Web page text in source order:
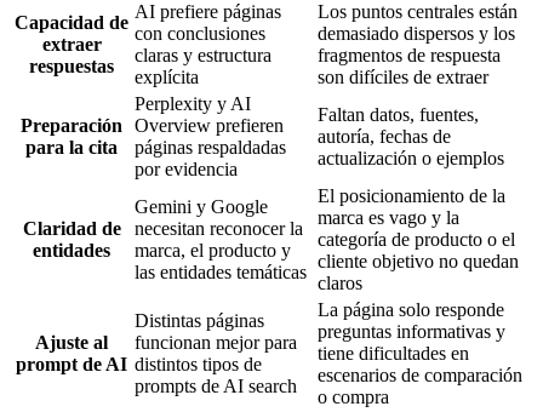
Capacidad de
extraer
respuestas
AI prefiere páginas
con conclusiones
claras y estructura
explícita
Los puntos centrales están
demasiado dispersos y los
fragmentos de respuesta
son difíciles de extraer
Preparación
para la cita
Perplexity y AI
Overview prefieren
páginas respaldadas
por evidencia
Faltan datos, fuentes,
autoría, fechas de
actualización o ejemplos
Claridad de
entidades
Gemini y Google
necesitan reconocer la
marca, el producto y
las entidades temáticas
El posicionamiento de la
marca es vago y la
categoría de producto o el
cliente objetivo no quedan
claros
Ajuste al
prompt de AI
Distintas páginas
funcionan mejor para
distintos tipos de
prompts de AI search
La página solo responde
preguntas informativas y
tiene dificultades en
escenarios de comparación
o compra